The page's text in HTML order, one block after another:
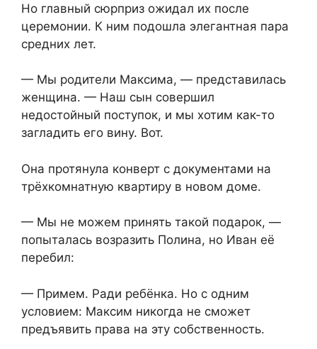
Но главный сюрприз ожидал их после
церемонии. К ним подошла элегантная пара
средних лет.
— Мы родители Максима, — представилась
женщина. — Наш сын совершил
недостойный поступок, и мы хотим как-то
загладить его вину. Вот.
Она протянула конверт с документами на
трёхкомнатную квартиру в новом доме.
— Мы не можем принять такой подарок, —
попыталась возразить Полина, но Иван её
перебил:
— Примем. Ради ребёнка. Но с одним
условием: Максим никогда не сможет
предъявить права на эту собственность.